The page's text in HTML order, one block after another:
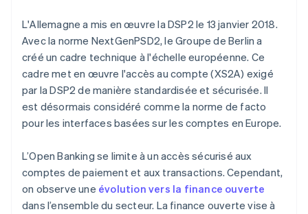
L'Allemagne a mis en œuvre la DSP2 le 13 janvier 2018.
Avec la norme NextGenPSD2, le Groupe de Berlin a
créé un cadre technique à l'échelle européenne. Ce
cadre met en œuvre l'accès au compte (XS2A) exigé
par la DSP2 de manière standardisée et sécurisée. Il
est désormais considéré comme la norme de facto
pour les interfaces basées sur les comptes en Europe.
L’Open Banking se limite à un accès sécurisé aux
comptes de paiement et aux transactions. Cependant,
on observe une évolution vers la finance ouverte
dans l’ensemble du secteur. La finance ouverte vise à